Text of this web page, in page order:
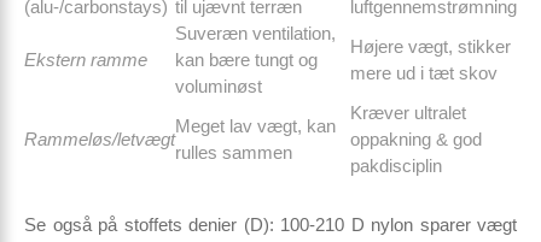
(alu-/carbonstays) til ujævnt terræn luftgennemstrømning
Ekstern ramme
Suveræn ventilation,
kan bære tungt og
voluminøst
Højere vægt, stikker
mere ud i tæt skov
Rammeløs/letvægt
Meget lav vægt, kan
rulles sammen
Kræver ultralet
oppakning & god
pakdisciplin
Se også på stoffets denier (D): 100-210 D nylon sparer vægt